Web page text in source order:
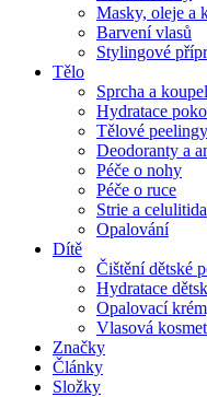
Masky, oleje a
Barvení vlasů
Stylingové
Tělo
Sprcha a koupel
Hydratace
Tělové peelingy
Deodoranty a
Péče o nohy
Péče o ruce
Strie a celulitida
Opalování
Dítě
Čištění dětské
Hydratace
Opalovací
Vlasová
Značky
Články
Složky